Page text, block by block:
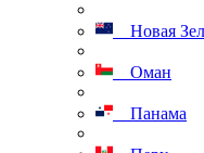
Новая
Оман
Панама